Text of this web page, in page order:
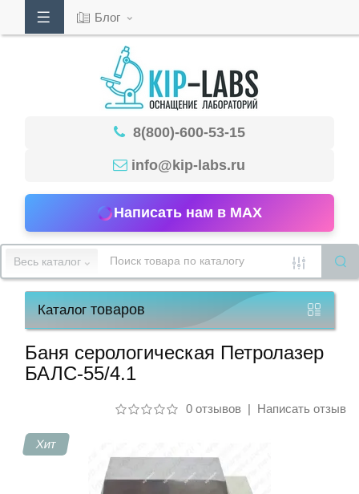
53-
15
работы
Блог
8(800)-600-53-15
info@kip-labs.ru
Написать нам в MAX
Весь каталог
Каталогтоваров
Баня серологическая Петролазер
БАЛС-55/4.1
0 отзывов| Написать отзыв
Хит